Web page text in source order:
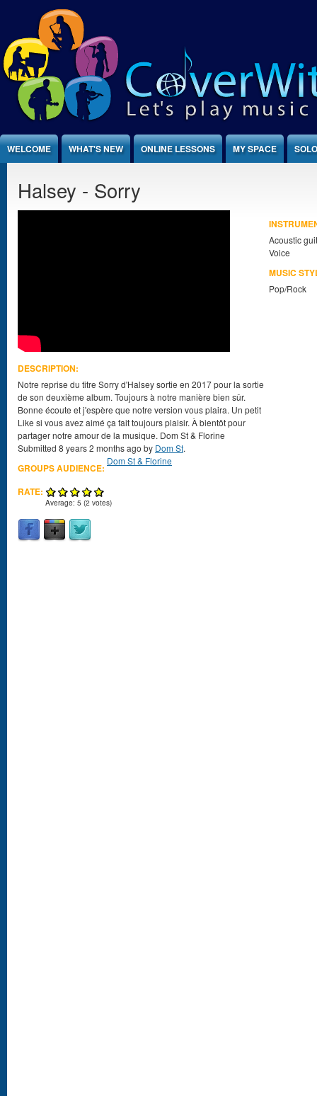
Jump to Content
WELCOME WHAT'S NEW ONLINE LESSONS MY SPACE
Halsey - Sorry
DESCRIPTION:
Notre reprise du titre Sorry d'Halsey sortie en 2017 pour la sortie
de son deuxième album. Toujours à notre manière bien sûr.
Bonne écoute et j'espère que notre version vous plaira. Un petit
Like si vous avez aimé ça fait toujours plaisir. À bientôt pour
partager notre amour de la musique. Dom St & Florine
Submitted 8 years 2 months ago by Dom St.
GROUPS AUDIENCE:
Dom St & Florine
RATE:
Average: 5 (2 votes)
Acoustic
Voice
MUSIC
Pop/Rock